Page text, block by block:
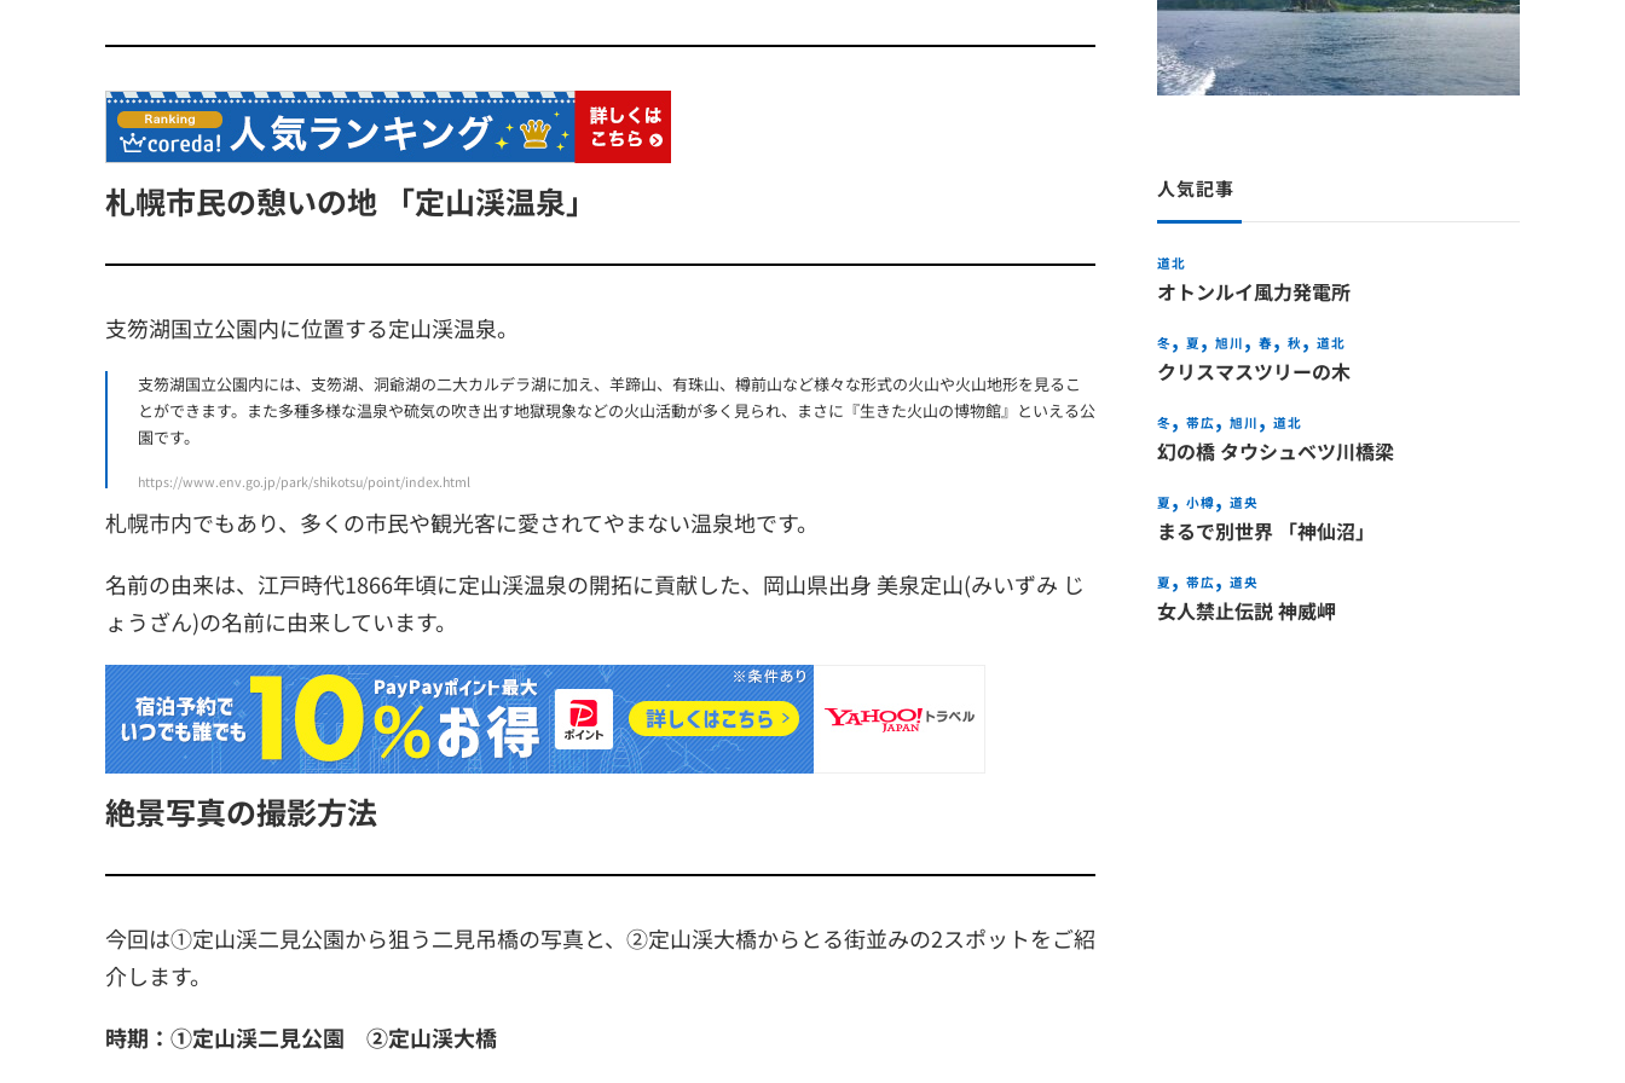
札幌市民の憩いの地 「定山渓温泉」
支笏湖国立公園内に位置する定山渓温泉。
支笏湖国立公園内には、支笏湖、洞爺湖の二大カルデラ湖に加え、羊蹄山、有珠山、樽前山など様々な形式の火山や火山地形を見るこ
とができます。また多種多様な温泉や硫気の吹き出す地獄現象などの火山活動が多く見られ、まさに『生きた火山の博物館』といえる公
園です。
https://www.env.go.jp/park/shikotsu/point/index.html
札幌市内でもあり、多くの市民や観光客に愛されてやまない温泉地です。
名前の由来は、江戸時代1866年頃に定山渓温泉の開拓に貢献した、岡山県出身 美泉定山(みいずみ じ
ょうざん)の名前に由来しています。
絶景写真の撮影方法
今回は①定山渓二見公園から狙う二見吊橋の写真と、②定山渓大橋からとる街並みの2スポットをご紹
介します。
時期：①定山渓二見公園 ②定山渓大橋
人気記事
道北
オトンルイ風力発電所
冬 夏 旭川 春 秋 道北
クリスマスツリーの木
冬 帯広 旭川 道北
幻の橋 タウシュベツ川橋梁
夏 小樽 道央
まるで別世界 「神仙沼」
夏 帯広 道央
女人禁止伝説 神威岬